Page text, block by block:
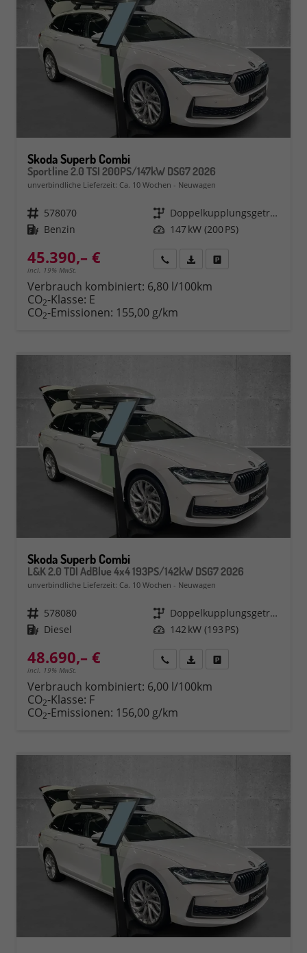
Skoda Superb Combi
Sportline 2.0 TSI 200PS/147kW DSG7 2026
unverbindliche Lieferzeit: Ca. 10 Wochen Neuwagen
Fahrzeugnr. 578070 Getriebe
Doppelkupplungsgetriebe (DSG)
Kraftstoff Benzin Leistung 147 kW (200 PS)
45.390,– €
incl. 19% MwSt.
Rückruf PDF-Datei, Fahrzeugexposé
Verbrauch kombiniert: 6,80 l/100km
CO2-Klasse: E
CO2-Emissionen: 155,00 g/km
Skoda Superb Combi
L&K 2.0 TDI AdBlue 4x4 193PS/142kW DSG7 2026
unverbindliche Lieferzeit: Ca. 10 Wochen Neuwagen
Fahrzeugnr. 578080 Getriebe
Doppelkupplungsgetriebe (DSG)
Kraftstoff Diesel Leistung 142 kW (193 PS)
48.690,– €
incl. 19% MwSt.
Rückruf PDF-Datei, Fahrzeugexposé
Verbrauch kombiniert: 6,00 l/100km
CO2-Klasse: F
CO2-Emissionen: 156,00 g/km